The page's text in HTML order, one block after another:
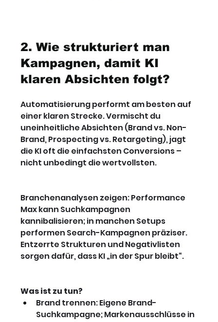
2. Wie strukturiert man
Kampagnen, damit KI
klaren Absichten folgt?
Automatisierung performt am besten auf
einer klaren Strecke. Vermischt du
uneinheitliche Absichten (Brand vs. Non-
Brand, Prospecting vs. Retargeting), jagt
die KI oft die einfachsten Conversions –
nicht unbedingt die wertvollsten.
Branchenanalysen zeigen: Performance
Max kann Suchkampagnen
kannibalisieren; in manchen Setups
performen Search-Kampagnen präziser.
Entzerrte Strukturen und Negativlisten
sorgen dafür, dass KI „in der Spur bleibt“.
Was ist zu tun?
Brand trennen: Eigene Brand-
Suchkampagne; Markenausschlüsse in